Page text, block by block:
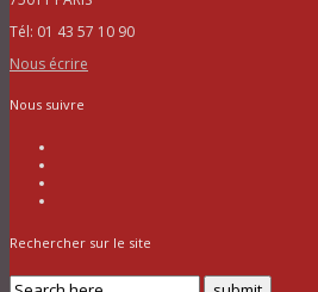
Tél: 01 43 57 10 90
Nous écrire
Nous suivre
Rechercher sur le site